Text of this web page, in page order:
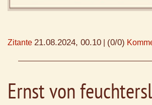
Zitante 21.08.2024, 00.10 (0/0)
Ernst von